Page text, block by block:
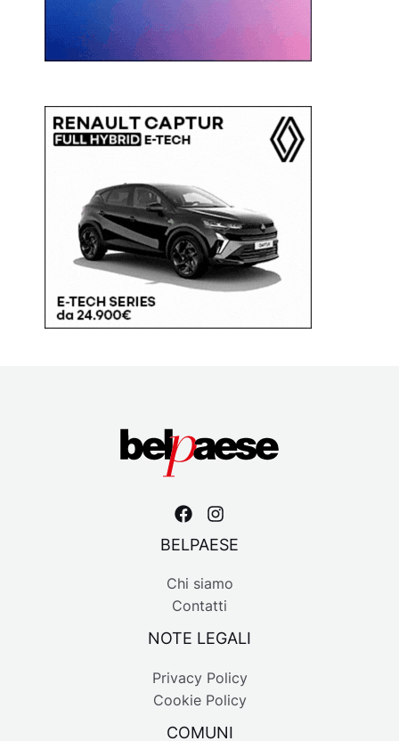
BELPAESE
Chi siamo
Contatti
NOTE LEGALI
Privacy Policy
Cookie Policy
COMUNI